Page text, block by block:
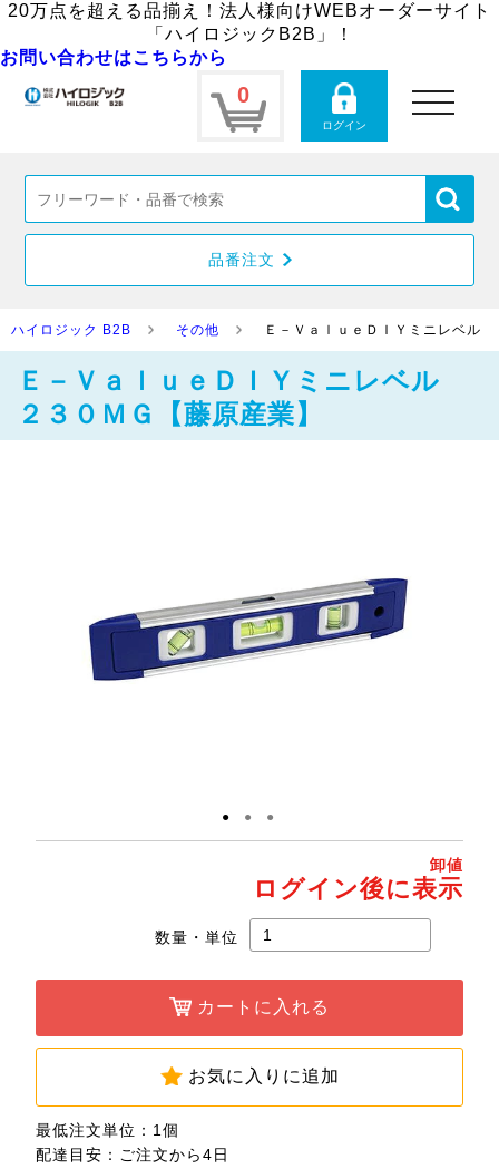
20万点を超える品揃え！法人様向けWEBオーダーサイト
「ハイロジックB2B」！
お問い合わせはこちらから
0
ログイン
toggle
navigation
品番注文
ハイロジック B2B その他 Ｅ－ＶａｌｕｅＤＩＹミニレベル
Ｅ－ＶａｌｕｅＤＩＹミニレベル
２３０ＭＧ【藤原産業】
● ● ●
卸値
ログイン後に表示
数量・単位
カートに入れる
お気に入りに追加
最低注文単位：1個
配達目安：ご注文から4日